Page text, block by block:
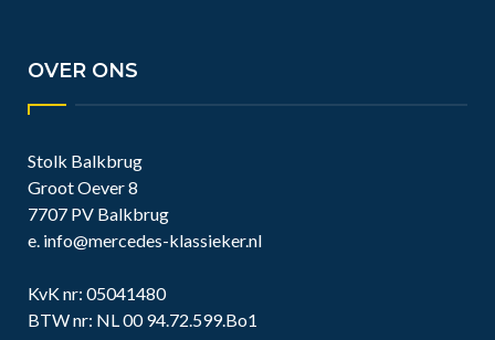
OVER ONS
Stolk Balkbrug
Groot Oever 8
7707 PV Balkbrug
e. info@mercedes-klassieker.nl
KvK nr: 05041480
BTW nr: NL 00 94.72.599.Bo1